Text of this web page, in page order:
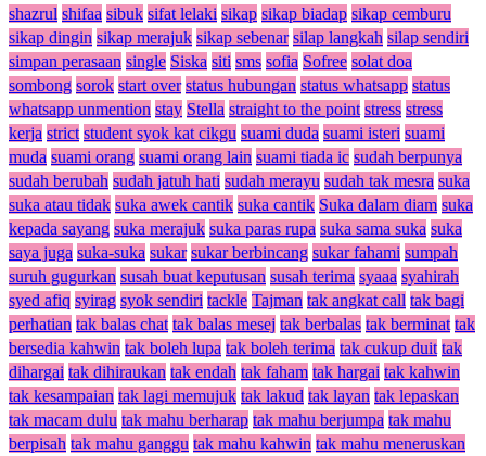
shazrul shifaa sibuk sifat lelaki sikap sikap biadap sikap cemburu
sikap dingin sikap merajuk sikap sebenar silap langkah silap sendiri
simpan perasaan single Siska siti sms sofia Sofree solat doa
sombong sorok start over status hubungan status whatsapp status
whatsapp unmention stay Stella straight to the point stress stress
kerja strict student syok kat cikgu suami duda suami isteri suami
muda suami orang suami orang lain suami tiada ic sudah berpunya
sudah berubah sudah jatuh hati sudah merayu sudah tak mesra suka
suka atau tidak suka awek cantik suka cantik Suka dalam diam suka
kepada sayang suka merajuk suka paras rupa suka sama suka suka
saya juga suka-suka sukar sukar berbincang sukar fahami sumpah
suruh gugurkan susah buat keputusan susah terima syaaa syahirah
syed afiq syirag syok sendiri tackle Tajman tak angkat call tak bagi
perhatian tak balas chat tak balas mesej tak berbalas tak berminat tak
bersedia kahwin tak boleh lupa tak boleh terima tak cukup duit tak
dihargai tak dihiraukan tak endah tak faham tak hargai tak kahwin
tak kesampaian tak lagi memujuk tak lakud tak layan tak lepaskan
tak macam dulu tak mahu berharap tak mahu berjumpa tak mahu
berpisah tak mahu ganggu tak mahu kahwin tak mahu meneruskan